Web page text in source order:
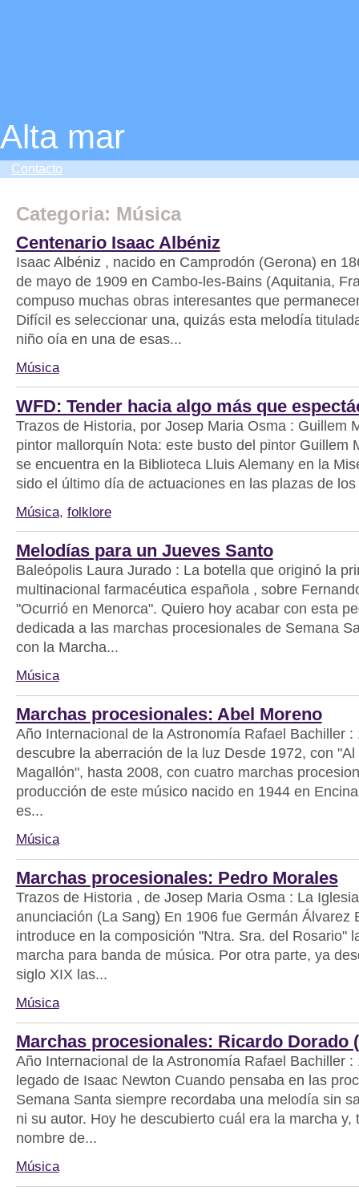
Alta mar
Contacto
Categoria: Música
Centenario Isaac Albéniz
Isaac Albéniz , nacido en Camprodón (Gerona) en
de mayo de 1909 en Cambo-les-Bains (Aquitania,
compuso muchas obras interesantes que
Difícil es seleccionar una, quizás esta melodía
niño oía en una de esas...
Música
WFD: Tender hacia algo más que
Trazos de Historia, por Josep Maria Osma : Guillem
pintor mallorquín Nota: este busto del pintor Guillem
se encuentra en la Biblioteca Lluis Alemany en la
sido el último día de actuaciones en las plazas de
Música, folklore
Melodías para un Jueves Santo
Baleópolis Laura Jurado : La botella que originó la
multinacional farmacéutica española , sobre
"Ocurrió en Menorca". Quiero hoy acabar con esta
dedicada a las marchas procesionales de Semana
con la Marcha...
Música
Marchas procesionales: Abel Moreno
Año Internacional de la Astronomía Rafael Bachiller :
descubre la aberración de la luz Desde 1972, con
Magallón", hasta 2008, con cuatro marchas
producción de este músico nacido en 1944 en
es...
Música
Marchas procesionales: Pedro Morales
Trazos de Historia , de Josep Maria Osma : La
anunciación (La Sang) En 1906 fue Germán Álvarez
introduce en la composición "Ntra. Sra. del Rosario"
marcha para banda de música. Por otra parte, ya
siglo XIX las...
Música
Marchas procesionales: Ricardo Dorado
Año Internacional de la Astronomía Rafael Bachiller :
legado de Isaac Newton Cuando pensaba en las
Semana Santa siempre recordaba una melodía sin
ni su autor. Hoy he descubierto cuál era la marcha y,
nombre de...
Música